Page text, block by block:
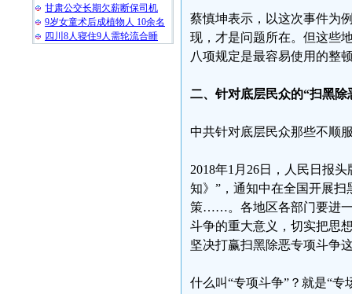
甘肃公交长期欠薪断保司机
9岁女童术后成植物人 10余名
四川8人寝住9人需轮流合睡
蔡慎坤表示，以这次事件为
现，才是问题所在。但这些
八项规定是最容易使用的整
二、针对底层民众的“扫黑除
中共针对底层民众那些不顺
2018年1月26日，人民日报
知》”，通知中在全国开展
策……。各地区各部门要进一
斗争的重大意义，切实把思
坚决打赢扫黑除恶专项斗争
什么叫“专项斗争”？就是“专